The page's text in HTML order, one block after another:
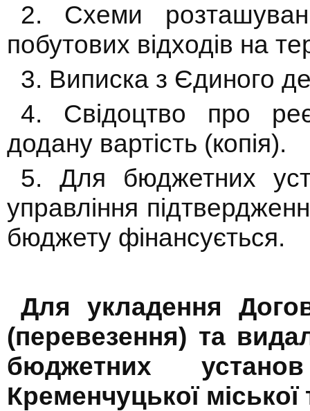
2. Схеми
побутових відходів на
3. Виписка з Єдиного
4. Свідоцтво про
додану вартість (копія).
5. Для бюджетних
управління
бюджету фінансується.
Для укладення
(перевезення) та
бюджетних
Кременчуцької